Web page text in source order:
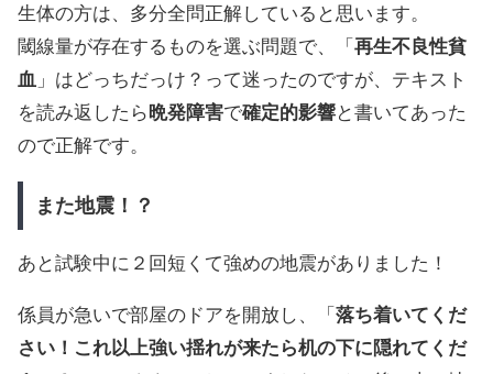
生体の方は、多分全問正解していると思います。
閾線量が存在するものを選ぶ問題で、「 再生不良性貧
血 」はどっちだっけ？って迷ったのですが、テキスト
を読み返したら晩発障害で確定的影響と書いてあった
ので正解です。
また地震！？
あと試験中に２回短くて強めの地震がありました！
係員が急いで部屋のドアを開放し、「 落ち着いてくだ
さい！これ以上強い揺れが来たら机の下に隠れてくだ